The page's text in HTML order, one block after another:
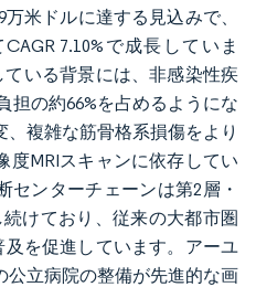
米ドルに達する見込みで、
7.10%で成長していま
いる背景には、非感染性疾
担の約66%を占めるようにな
複雑な筋骨格系損傷をより
度MRIスキャンに依存してい
センターチェーンは第2層・
けており、従来の大都市圏
を促進しています。アーユ
公立病院の整備が先進的な画